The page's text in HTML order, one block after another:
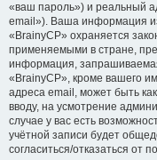
«ваш пароль») и реальный
email»). Ваша информация
«BrainyCP» охраняется
применяемыми в стране,
информация,
«BrainyCP», кроме вашего
адреса email, может быть
вводу, на усмотрение
случае у вас есть
учётной записи будет
согласиться/отказаться от